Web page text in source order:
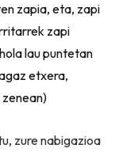
zapia, eta, zapi
zapi
lau puntetan
etxera,
zure nabigazioa